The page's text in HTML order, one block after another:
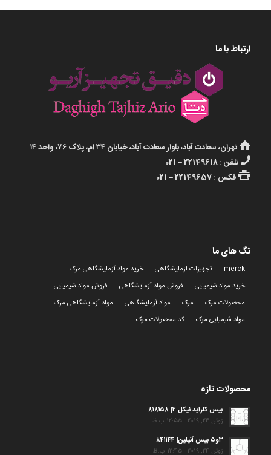
ارتباط با ما
تهران، سعادت آباد، بلوار سعادت آباد، خیابان ۳۴ ام، پلاک ۷۶، واحد ۱۴
تلفن : 22149618 – 021
فکس : 22149657 – 021
تگ های ما
merck تجهیزات ازمایشگاهی
خرید مواد آزمایشگاهی مرک
خرید مواد شیمیایی
فروش مواد آزمایشگاهی
فروش مواد شیمیایی
محصولات مرک
مرک مواد آزمایشگاهی
مواد آزمایشگاهی مرک
مواد شیمیایی مرک
کد محصولات مرک
محصولات تازه
بیس کلراید نیکل ۲| ۸۱۸۱۵۸
ژوئن 24, 2019 - 12:55 ب.ظ
۳و۵ بیس آنیلین| ۸۴۱۱۴۴
ژوئن 24, 2019 - 12:45 ب.ظ